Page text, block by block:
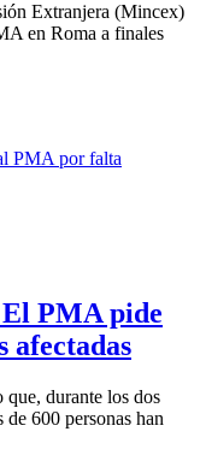
Extranjera (Mincex)
en Roma a finales
PMA pide
afectadas
durante los dos
600 personas han